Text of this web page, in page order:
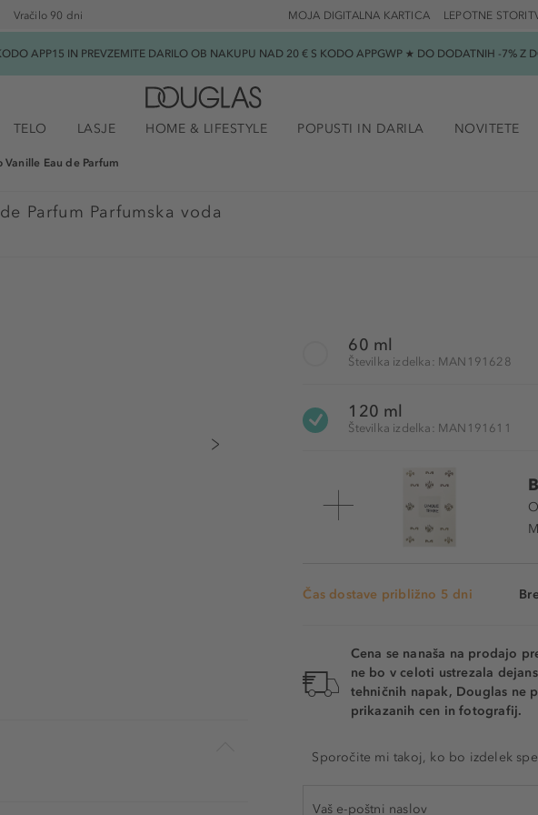
Vračilo 90 dni LEPOTNE
MOJA DIGITALNA KARTICA
APP15 IN PREVZEMITE DARILO OB NAKUPU NAD 20 € S KODO APPGWP ★ DO DODATNIH -7% Z
TELO LASJE HOME & LIFESTYLE POPUSTI IN DARILA NOVITETE
Vanille Eau de Parfum
Parfum Parfumska voda
60 ml
Številka izdelka: MAN191628
120 ml
Številka izdelka: MAN191611
Čas dostave približno 5 dni
Cena se nanaša na prodajo
ne bo v celoti ustrezala
tehničnih napak, Douglas ne
prikazanih cen in fotografij.
Sporočite mi takoj, ko bo izdelek